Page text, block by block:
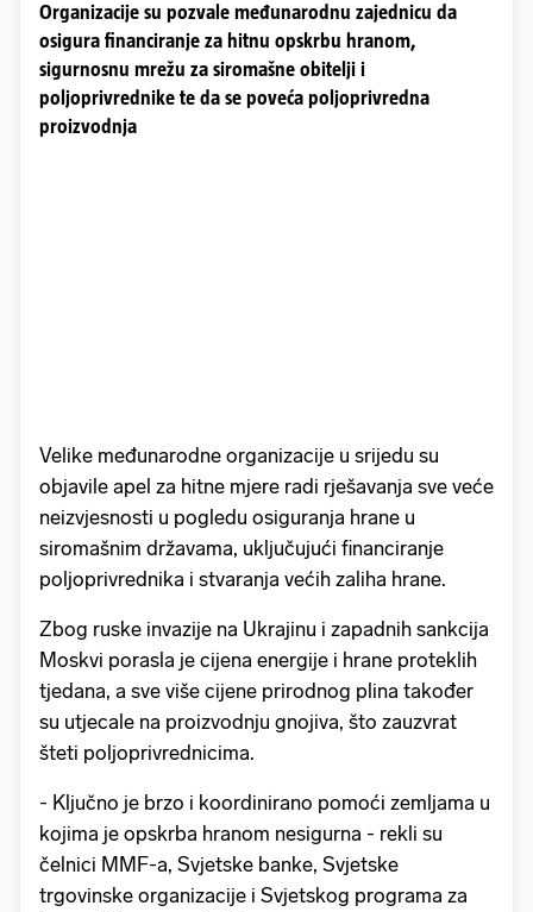
Organizacije su pozvale međunarodnu zajednicu da
osigura financiranje za hitnu opskrbu hranom,
sigurnosnu mrežu za siromašne obitelji i
poljoprivrednike te da se poveća poljoprivredna
proizvodnja
Velike međunarodne organizacije u srijedu su
objavile apel za hitne mjere radi rješavanja sve veće
neizvjesnosti u pogledu osiguranja hrane u
siromašnim državama, uključujući financiranje
poljoprivrednika i stvaranja većih zaliha hrane.
Zbog ruske invazije na Ukrajinu i zapadnih sankcija
Moskvi porasla je cijena energije i hrane proteklih
tjedana, a sve više cijene prirodnog plina također
su utjecale na proizvodnju gnojiva, što zauzvrat
šteti poljoprivrednicima.
- Ključno je brzo i koordinirano pomoći zemljama u
kojima je opskrba hranom nesigurna - rekli su
čelnici MMF-a, Svjetske banke, Svjetske
trgovinske organizacije i Svjetskog programa za